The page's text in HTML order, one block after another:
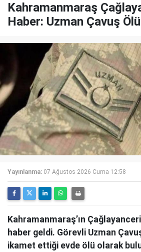
Kahramanmaraş
Haber: Uzman Çavuş
Yayınlanma: 07 Ağustos 2026 Cuma 12:58
Kahramanmaraş’ın
haber geldi. Görevli Uzman
ikamet ettiği evde ölü olarak